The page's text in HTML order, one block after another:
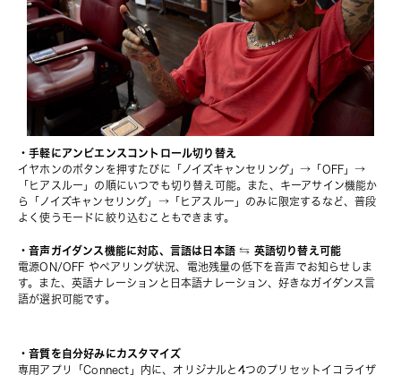
・手軽にアンビエンスコントロール切り替え
イヤホンのボタンを押すたびに「ノイズキャンセリング」→「OFF」→
「ヒアスルー」の順にいつでも切り替え可能。また、キーアサイン機能か
ら「ノイズキャンセリング」→「ヒアスルー」のみに限定するなど、普段
よく使うモードに絞り込むこともできます。
・音声ガイダンス機能に対応、言語は日本語 ⇆ 英語切り替え可能
電源ON/OFF やペアリング状況、電池残量の低下を音声でお知らせしま
す。また、英語ナレーションと日本語ナレーション、好きなガイダンス言
語が選択可能です。
・音質を自分好みにカスタマイズ
専用アプリ「Connect」内に、オリジナルと4つのプリセットイコライザ